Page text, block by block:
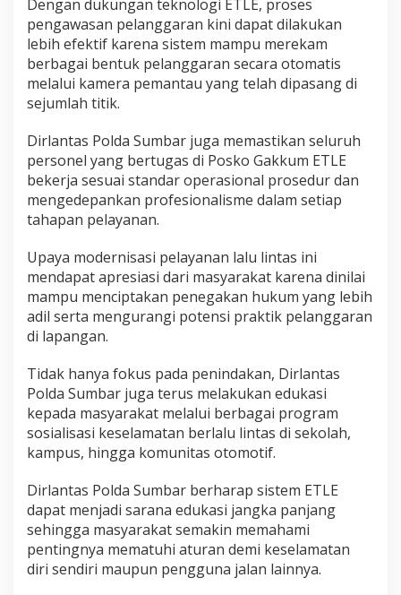
Dengan dukungan teknologi ETLE, proses
pengawasan pelanggaran kini dapat dilakukan
lebih efektif karena sistem mampu merekam
berbagai bentuk pelanggaran secara otomatis
melalui kamera pemantau yang telah dipasang di
sejumlah titik.
Dirlantas Polda Sumbar juga memastikan seluruh
personel yang bertugas di Posko Gakkum ETLE
bekerja sesuai standar operasional prosedur dan
mengedepankan profesionalisme dalam setiap
tahapan pelayanan.
Upaya modernisasi pelayanan lalu lintas ini
mendapat apresiasi dari masyarakat karena dinilai
mampu menciptakan penegakan hukum yang lebih
adil serta mengurangi potensi praktik pelanggaran
di lapangan.
Tidak hanya fokus pada penindakan, Dirlantas
Polda Sumbar juga terus melakukan edukasi
kepada masyarakat melalui berbagai program
sosialisasi keselamatan berlalu lintas di sekolah,
kampus, hingga komunitas otomotif.
Dirlantas Polda Sumbar berharap sistem ETLE
dapat menjadi sarana edukasi jangka panjang
sehingga masyarakat semakin memahami
pentingnya mematuhi aturan demi keselamatan
diri sendiri maupun pengguna jalan lainnya.